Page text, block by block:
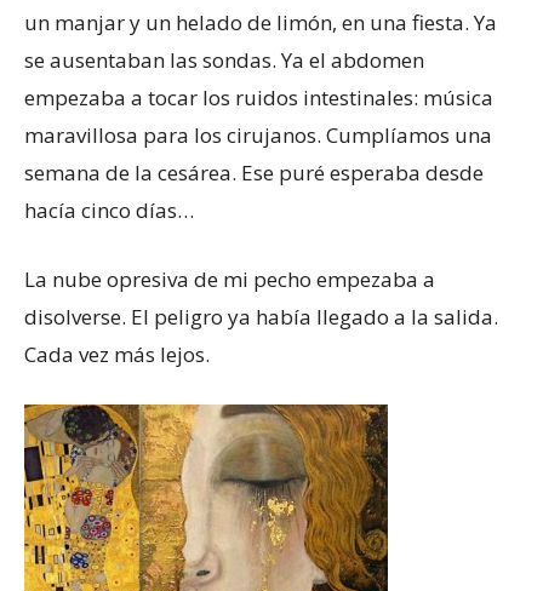
un manjar y un helado de limón, en una fiesta. Ya
se ausentaban las sondas. Ya el abdomen
empezaba a tocar los ruidos intestinales: música
maravillosa para los cirujanos. Cumplíamos una
semana de la cesárea. Ese puré esperaba desde
hacía cinco días…
La nube opresiva de mi pecho empezaba a
disolverse. El peligro ya había llegado a la salida.
Cada vez más lejos.